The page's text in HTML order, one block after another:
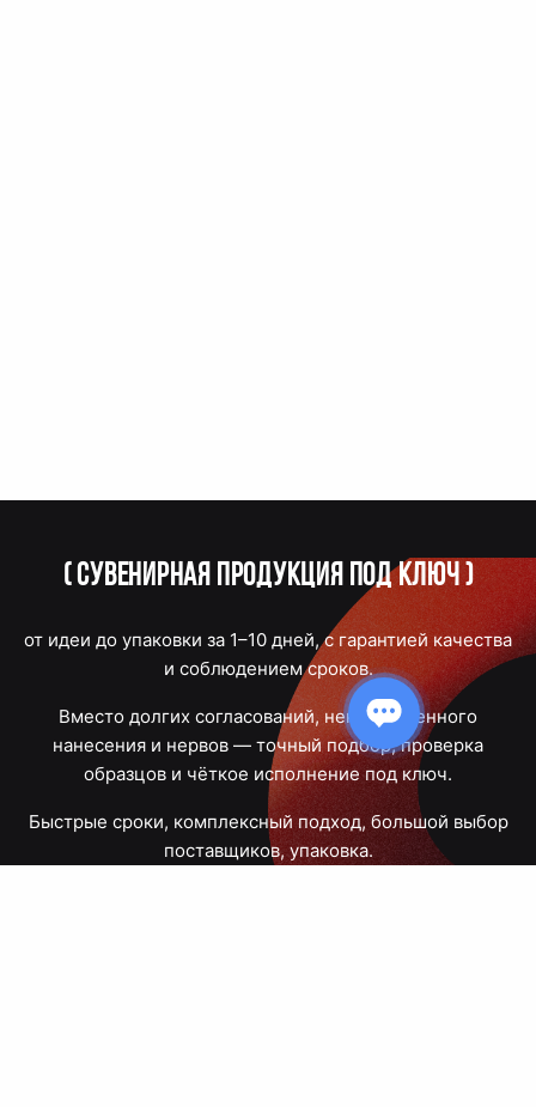
(Сувенирная продукция под ключ)
от идеи до упаковки за 1–10 дней, с гарантией качества
и соблюдением сроков.
Вместо долгих согласований, некачественного
нанесения и нервов — точный подбор, проверка
образцов и чёткое исполнение под ключ.
Быстрые сроки, комплексный подход, большой выбор
поставщиков, упаковка.